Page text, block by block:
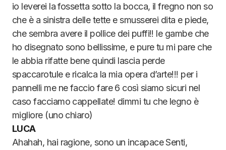
io leverei la fossetta sotto la bocca, il fregno non so
che è a sinistra delle tette e smusserei dita e piede,
che sembra avere il pollice dei puffi!! le gambe che
ho disegnato sono bellissime, e pure tu mi pare che
le abbia rifatte bene quindi lascia perde
spaccarotule e ricalca la mia opera d’arte!!! per i
pannelli me ne faccio fare 6 così siamo sicuri nel
caso facciamo cappellate! dimmi tu che legno è
migliore (uno chiaro)
LUCA
Ahahah, hai ragione, sono un incapace Senti,